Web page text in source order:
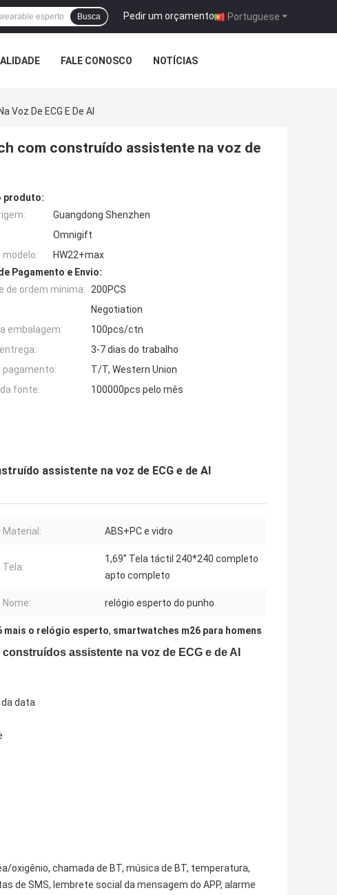
Portuguese
Pedir um orçamento |
Busca
FALE CONOSCO NOTÍCIAS
De ECG E De AI
com construído assistente na voz de
produto:
Guangdong Shenzhen
Omnigift
modelo:
HW22+max
Pagamento e Envio:
de ordem mínima: 200PCS
Negotiation
embalagem:
100pcs/ctn
3-7 dias do trabalho
pagamento:
T/T, Western Union
fonte:
100000pcs pelo mês
assistente na voz de ECG e de AI
Material: ABS+PC e vidro
Tela:
1,69” Tela táctil 240*240 completo
apto completo
Nome: relógio esperto do punho
mais o relógio esperto, smartwatches m26 para homens
assistente na voz de ECG e de AI
data
oxigênio, chamada de BT, música de BT, temperatura,
de SMS, lembrete social da mensagem do APP, alarme